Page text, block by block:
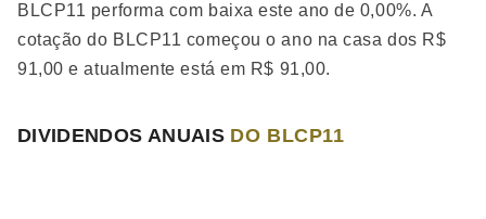
BLCP11 performa com baixa este ano de 0,00%. A
cotação do BLCP11 começou o ano na casa dos R$
91,00 e atualmente está em R$ 91,00.
DIVIDENDOS ANUAIS DO BLCP11